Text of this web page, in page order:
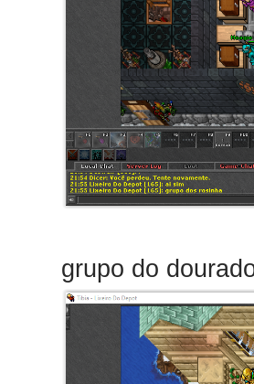
grupo do